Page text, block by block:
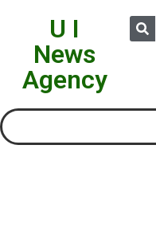
U I
News
Agency